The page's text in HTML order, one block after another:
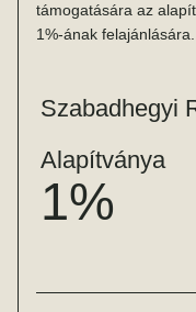
támogatására az
1%-ának felajánlására.
Szabadhegyi
Alapítványa
1%